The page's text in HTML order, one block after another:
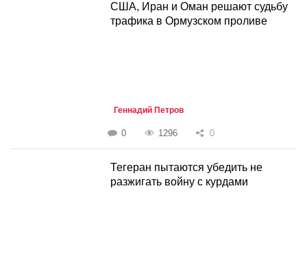
США, Иран и Оман решают судьбу
трафика в Ормузском проливе
Геннадий Петров
0 1296 0
Тегеран пытаются убедить не
разжигать войну с курдами